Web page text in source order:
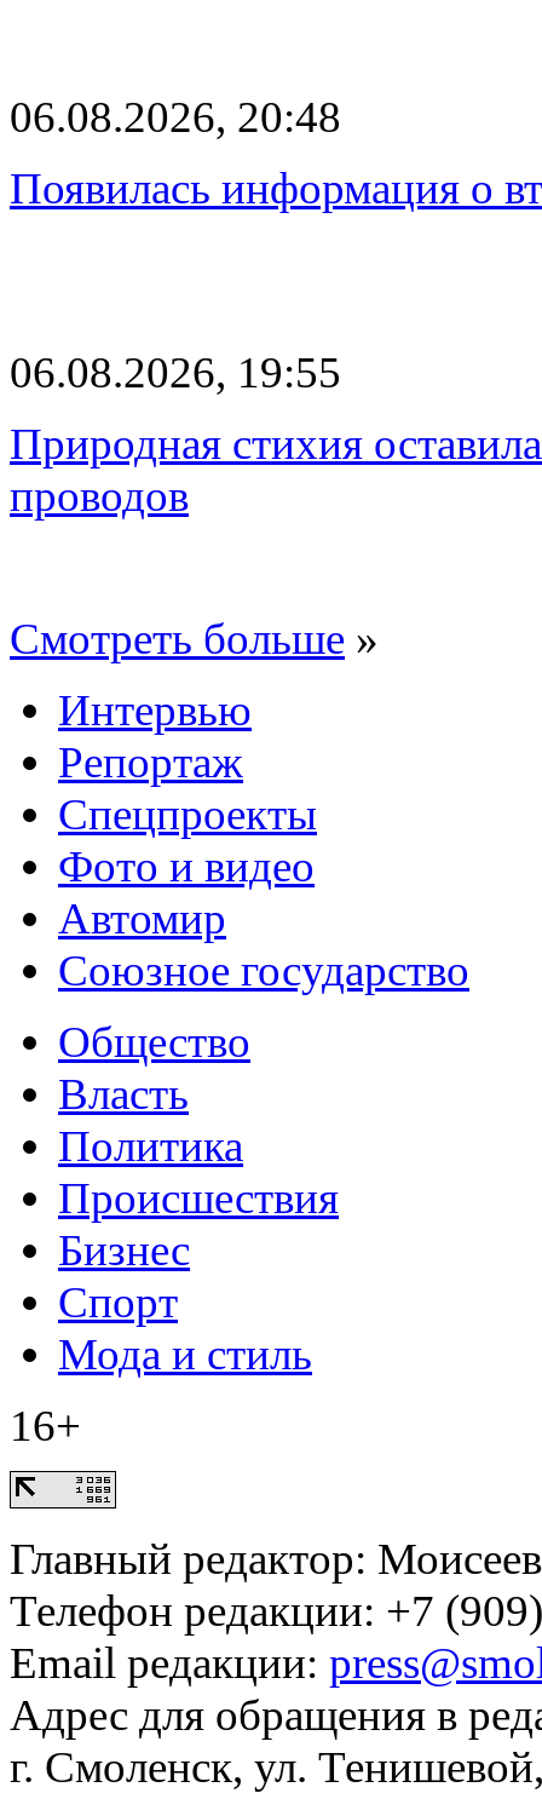
06.08.2026, 20:48
Появилась информация о
06.08.2026, 19:55
Природная стихия
проводов
Смотреть больше »
Интервью
Репортаж
Спецпроекты
Фото и видео
Автомир
Союзное государство
Общество
Власть
Политика
Происшествия
Бизнес
Спорт
Мода и стиль
16+
Главный редактор:
Телефон редакции: +7
Email редакции:
Адрес для обращения в
г. Смоленск, ул.